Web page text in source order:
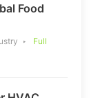
Food
Full